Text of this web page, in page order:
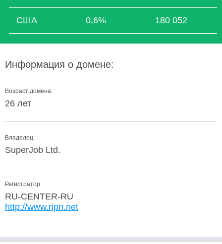
США 0,6% 180 052
Информация о домене:
Возраст домена:
26 лет
Владелец:
SuperJob Ltd.
Регистратор:
RU-CENTER-RU
http://www.ripn.net